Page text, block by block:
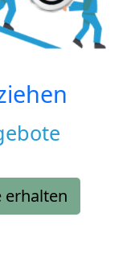
erhalten